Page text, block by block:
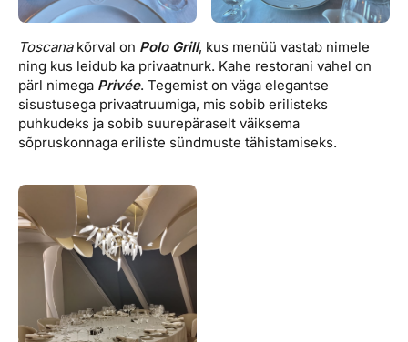
Toscanakõrval on Polo Grill, kus menüü vastab nimele
ning kus leidub ka privaatnurk. Kahe restorani vahel on
pärl nimega Privée. Tegemist on väga elegantse
sisustusega privaatruumiga, mis sobib erilisteks
puhkudeks ja sobib suurepäraselt väiksema
sõpruskonnaga eriliste sündmuste tähistamiseks.